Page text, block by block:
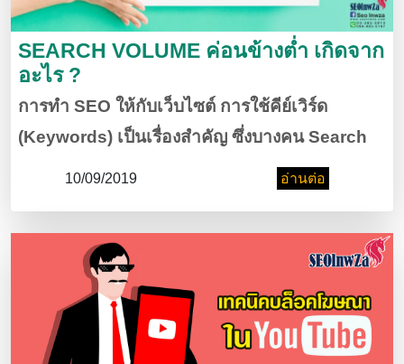
SEARCH VOLUME ค่อนข้างต่ำ เกิดจาก
อะไร ?
การทำ SEO ให้กับเว็บไซต์ การใช้คีย์เวิร์ด
(Keywords) เป็นเรื่องสำคัญ ซึ่งบางคน Search
Volume ในคำนั้นๆ มาแล้วทำไมจึงได้คะแนนต่ำ
ไขข้อสงสัยกันได้ในบทความนี้ค่ะ
10/09/2019 อ่านต่อ